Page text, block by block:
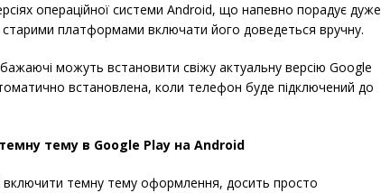
операційної системи Android, що напевно порадує дуже
платформами включати його доведеться вручну.
можуть встановити свіжу актуальну версію Google
встановлена, коли телефон буде підключений до
тему в Google Play на Android
темну тему оформлення, досить просто